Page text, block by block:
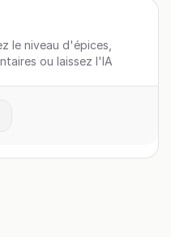
le niveau d'épices,
ou laissez l'IA